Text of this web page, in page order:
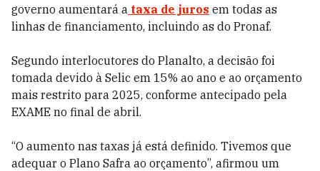
governo aumentará a taxa de juros em todas as
linhas de financiamento, incluindo as do Pronaf.
Segundo interlocutores do Planalto, a decisão foi
tomada devido à Selic em 15% ao ano e ao orçamento
mais restrito para 2025, conforme antecipado pela
EXAME no final de abril.
“O aumento nas taxas já está definido. Tivemos que
adequar o Plano Safra ao orçamento”, afirmou um